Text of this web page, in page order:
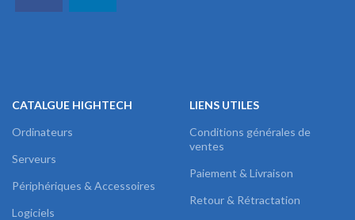
CATALGUE HIGHTECH
Ordinateurs
Serveurs
Périphériques & Accessoires
Logiciels
LIENS UTILES
Conditions générales de
ventes
Paiement & Livraison
Retour & Rétractation